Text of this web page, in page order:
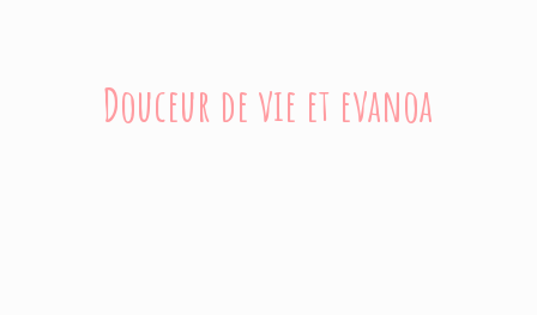
Douceur de vie et evanoa